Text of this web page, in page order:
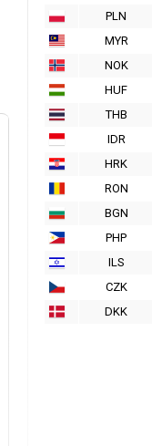
PLN
MYR
NOK
HUF
THB
IDR
HRK
RON
BGN
PHP
ILS
CZK
DKK